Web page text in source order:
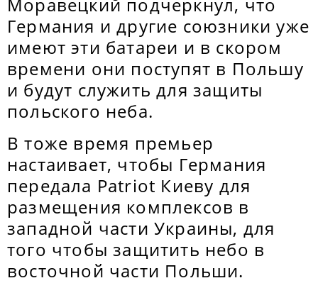
Германия и другие союзники уже
имеют эти батареи и в скором
времени они поступят в Польшу
и будут служить для защиты
польского неба.
В тоже время премьер
настаивает, чтобы Германия
передала Patriot Киеву для
размещения комплексов в
западной части Украины, для
того чтобы защитить небо в
восточной части Польши.